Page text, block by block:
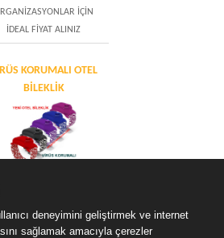
İÇİN
İDEAL FİYAT ALINIZ
KORUMALI OTEL
BİLEKLİK
haznesi sayesinde tam
günlük kullanıma
uygundur.Haznenin iç
deneyimini geliştirmek ve internet
sağlamak amacıyla çerezler